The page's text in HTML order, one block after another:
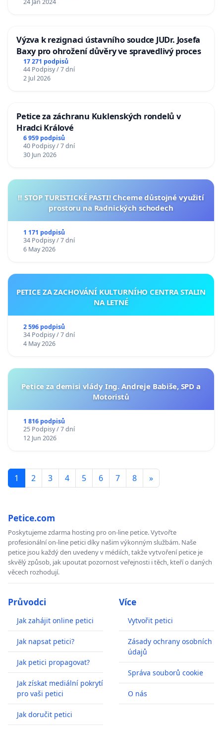
24 Jan 2024
Výzva k rezignaci ústavního soudce JUDr. Josefa
Baxy pro ohrožení důvěry ve spravedlivý proces
17 271 podpisů
44 Podpisy / 7 dní
2 Jul 2026
Petice za záchranu Kuklenských rondelů v
Hradci Králové
6 959 podpisů
40 Podpisy / 7 dní
30 Jun 2026
‼️ STOP TURISTICKÉ PASTI! Chceme důstojné využití
prostoru na Radnických schodech
1 171 podpisů
34 Podpisy / 7 dní
6 May 2026
PETICE ZA ZACHOVÁNÍ KULTURNÍHO CENTRA STALIN
NA LETNÉ
2 596 podpisů
34 Podpisy / 7 dní
4 May 2026
Petice za demisi vlády Ing. Andreje Babiše, SPD a
Motoristů
1 816 podpisů
25 Podpisy / 7 dní
12 Jun 2026
1 2 3 4 5 6 7 8 »
Petice.com
Poskytujeme zdarma hosting pro on-line petice. Vytvořte
profesionální on-line petici díky našim výkonným službám. Naše
petice jsou každý den uvedeny v médiích, takže vytvoření petice je
skvělý způsob, jak upoutat pozornost veřejnosti i těch, kteří o daných
věcech rozhodují.
Průvodci
Jak zahájit online petici
Jak napsat petici?
Jak petici propagovat?
Jak získat mediální pokrytí
pro vaši petici
Jak doručit petici
Více
Vytvořit petici
Zásady ochrany osobních
údajů
Správa souborů cookie
O nás